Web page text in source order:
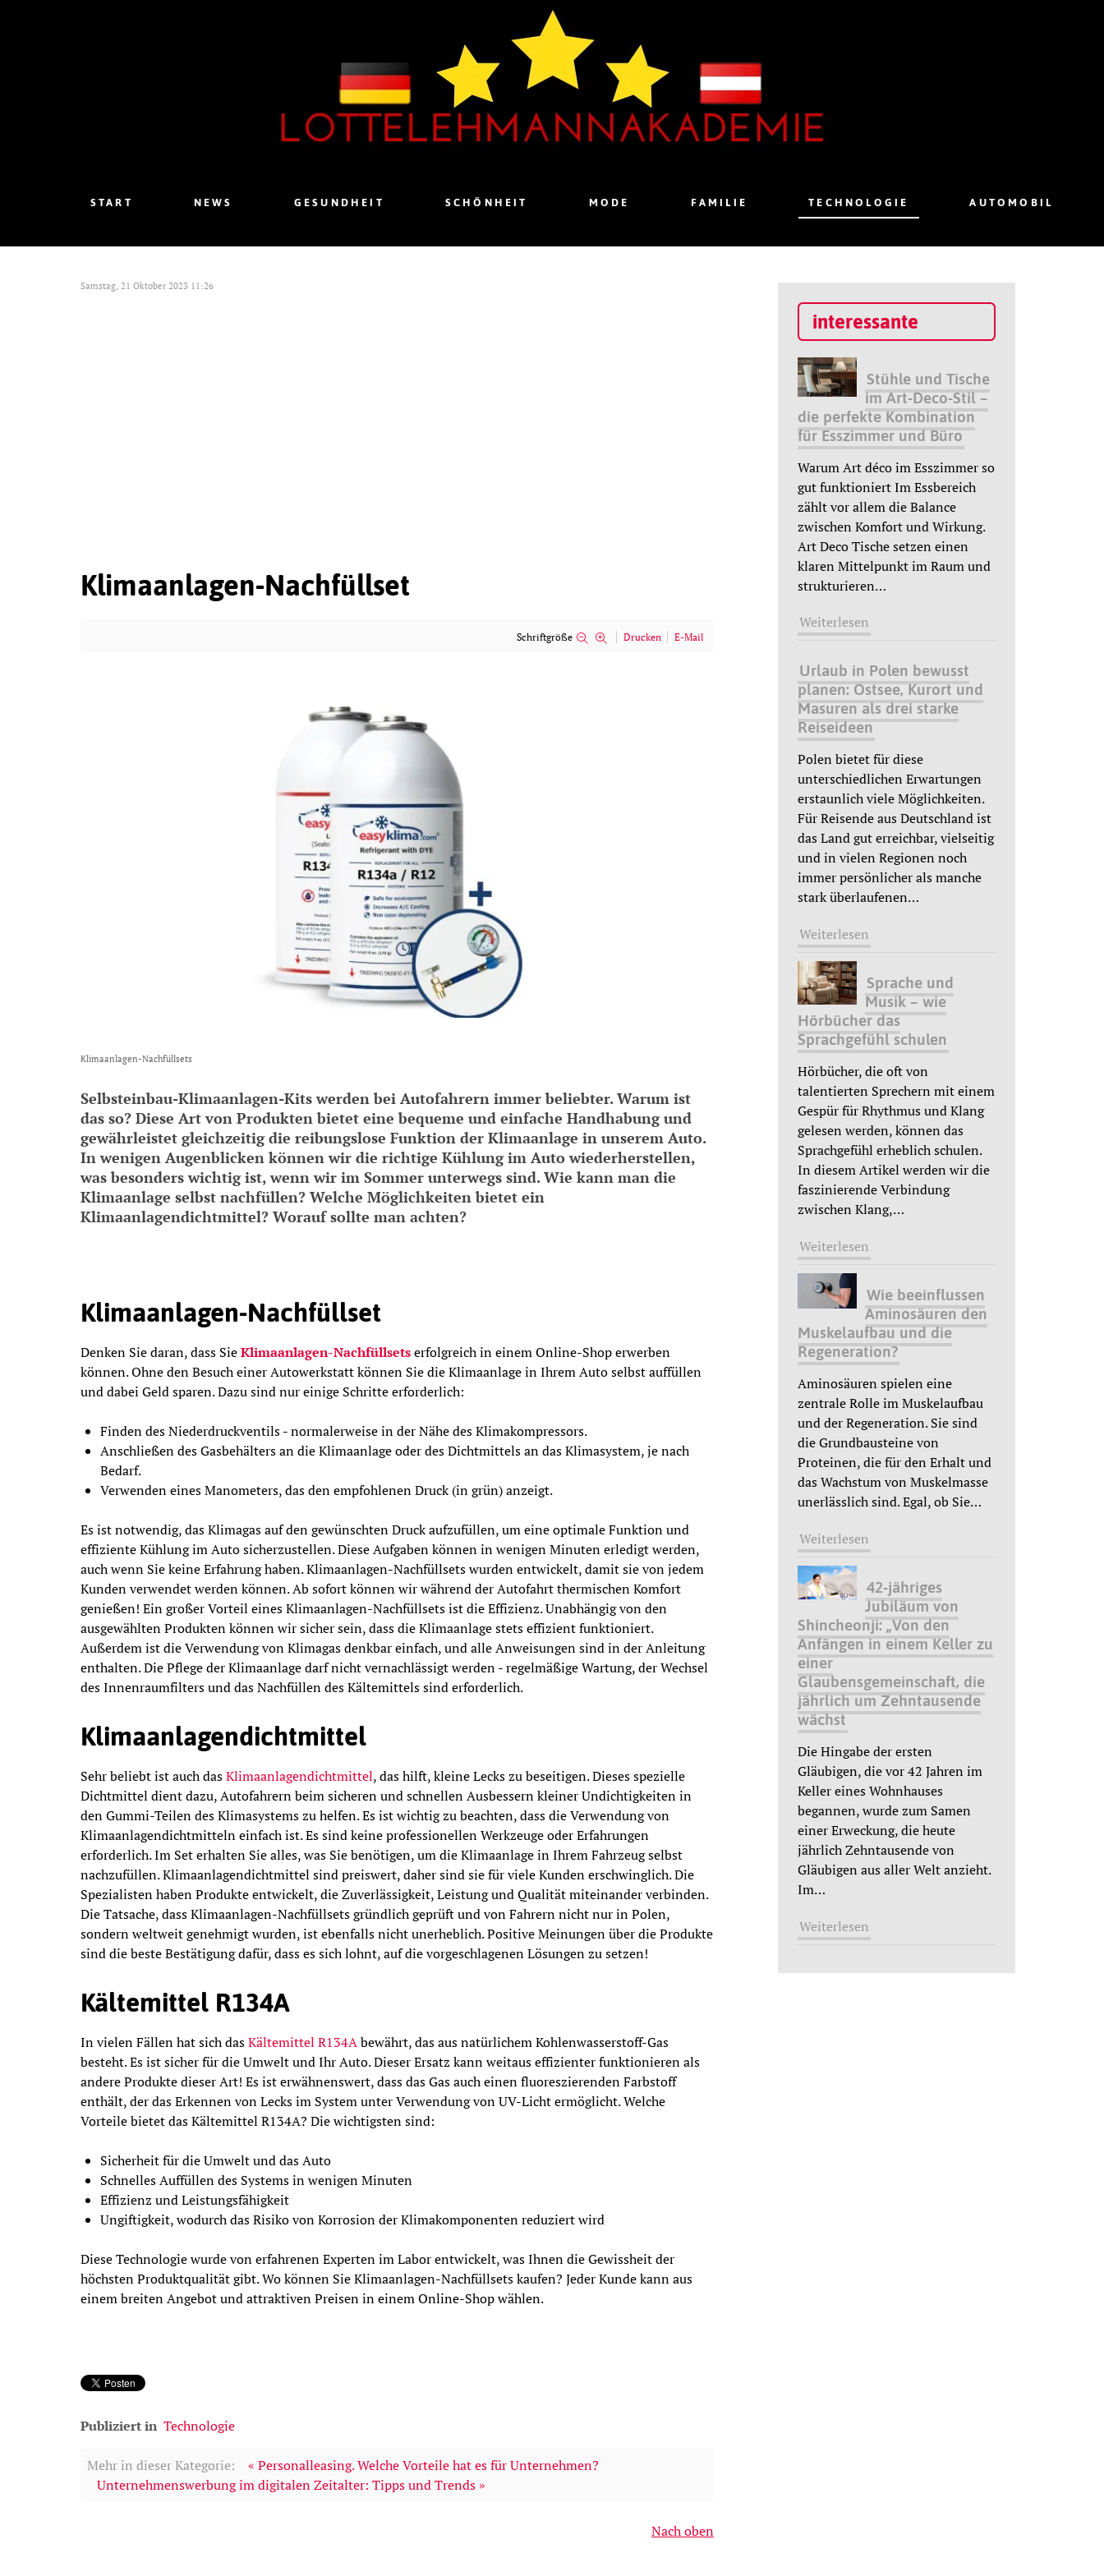
START NEWS GESUNDHEIT SCHÖNHEIT MODE FAMILIE TECHNOLOGIE AUTOMOBIL
Samstag, 21 Oktober 2023 11:26
Klimaanlagen-Nachfüllset
Schriftgröße Drucken E-Mail
Klimaanlagen-Nachfüllsets
Selbsteinbau-Klimaanlagen-Kits werden bei Autofahrern immer beliebter. Warum ist
das so? Diese Art von Produkten bietet eine bequeme und einfache Handhabung und
gewährleistet gleichzeitig die reibungslose Funktion der Klimaanlage in unserem Auto.
In wenigen Augenblicken können wir die richtige Kühlung im Auto wiederherstellen,
was besonders wichtig ist, wenn wir im Sommer unterwegs sind. Wie kann man die
Klimaanlage selbst nachfüllen? Welche Möglichkeiten bietet ein
Klimaanlagendichtmittel? Worauf sollte man achten?
Klimaanlagen-Nachfüllset
Denken Sie daran, dass SieKlimaanlagen-Nachfüllsetserfolgreich in einem Online-Shop erwerben
können. Ohne den Besuch einer Autowerkstatt können Sie die Klimaanlage in Ihrem Auto selbst auffüllen
und dabei Geld sparen. Dazu sind nur einige Schritte erforderlich:
Finden des Niederdruckventils - normalerweise in der Nähe des Klimakompressors.
Anschließen des Gasbehälters an die Klimaanlage oder des Dichtmittels an das Klimasystem, je nach
Bedarf.
Verwenden eines Manometers, das den empfohlenen Druck (in grün) anzeigt.
Es ist notwendig, das Klimagas auf den gewünschten Druck aufzufüllen, um eine optimale Funktion und
effiziente Kühlung im Auto sicherzustellen. Diese Aufgaben können in wenigen Minuten erledigt werden,
auch wenn Sie keine Erfahrung haben. Klimaanlagen-Nachfüllsets wurden entwickelt, damit sie von jedem
Kunden verwendet werden können. Ab sofort können wir während der Autofahrt thermischen Komfort
genießen! Ein großer Vorteil eines Klimaanlagen-Nachfüllsets ist die Effizienz. Unabhängig von den
ausgewählten Produkten können wir sicher sein, dass die Klimaanlage stets effizient funktioniert.
Außerdem ist die Verwendung von Klimagas denkbar einfach, und alle Anweisungen sind in der Anleitung
enthalten. Die Pflege der Klimaanlage darf nicht vernachlässigt werden - regelmäßige Wartung, der Wechsel
des Innenraumfilters und das Nachfüllen des Kältemittels sind erforderlich.
Klimaanlagendichtmittel
Sehr beliebt ist auch dasKlimaanlagendichtmittel, das hilft, kleine Lecks zu beseitigen. Dieses spezielle
Dichtmittel dient dazu, Autofahrern beim sicheren und schnellen Ausbessern kleiner Undichtigkeiten in
den Gummi-Teilen des Klimasystems zu helfen. Es ist wichtig zu beachten, dass die Verwendung von
Klimaanlagendichtmitteln einfach ist. Es sind keine professionellen Werkzeuge oder Erfahrungen
erforderlich. Im Set erhalten Sie alles, was Sie benötigen, um die Klimaanlage in Ihrem Fahrzeug selbst
nachzufüllen. Klimaanlagendichtmittel sind preiswert, daher sind sie für viele Kunden erschwinglich. Die
Spezialisten haben Produkte entwickelt, die Zuverlässigkeit, Leistung und Qualität miteinander verbinden.
Die Tatsache, dass Klimaanlagen-Nachfüllsets gründlich geprüft und von Fahrern nicht nur in Polen,
sondern weltweit genehmigt wurden, ist ebenfalls nicht unerheblich. Positive Meinungen über die Produkte
sind die beste Bestätigung dafür, dass es sich lohnt, auf die vorgeschlagenen Lösungen zu setzen!
Kältemittel R134A
In vielen Fällen hat sich dasKältemittel R134Abewährt, das aus natürlichem Kohlenwasserstoff-Gas
besteht. Es ist sicher für die Umwelt und Ihr Auto. Dieser Ersatz kann weitaus effizienter funktionieren als
andere Produkte dieser Art! Es ist erwähnenswert, dass das Gas auch einen fluoreszierenden Farbstoff
enthält, der das Erkennen von Lecks im System unter Verwendung von UV-Licht ermöglicht. Welche
Vorteile bietet das Kältemittel R134A? Die wichtigsten sind:
Sicherheit für die Umwelt und das Auto
Schnelles Auffüllen des Systems in wenigen Minuten
Effizienz und Leistungsfähigkeit
Ungiftigkeit, wodurch das Risiko von Korrosion der Klimakomponenten reduziert wird
Diese Technologie wurde von erfahrenen Experten im Labor entwickelt, was Ihnen die Gewissheit der
höchsten Produktqualität gibt. Wo können Sie Klimaanlagen-Nachfüllsets kaufen? Jeder Kunde kann aus
einem breiten Angebot und attraktiven Preisen in einem Online-Shop wählen.
Publiziert in Technologie
Mehr in dieser Kategorie:
« Personalleasing. Welche Vorteile hat es für Unternehmen?
Unternehmenswerbung im digitalen Zeitalter: Tipps und Trends »
Nach oben
interessante
Stühle und Tische
im Art-Deco-Stil –
die perfekte Kombination
für Esszimmer und Büro
Warum Art déco im Esszimmer so
gut funktioniert Im Essbereich
zählt vor allem die Balance
zwischen Komfort und Wirkung.
Art Deco Tische setzen einen
klaren Mittelpunkt im Raum und
strukturieren…
Weiterlesen
Urlaub in Polen bewusst
planen: Ostsee, Kurort und
Masuren als drei starke
Reiseideen
Polen bietet für diese
unterschiedlichen Erwartungen
erstaunlich viele Möglichkeiten.
Für Reisende aus Deutschland ist
das Land gut erreichbar, vielseitig
und in vielen Regionen noch
immer persönlicher als manche
stark überlaufenen…
Weiterlesen
Sprache und
Musik – wie
Hörbücher das
Sprachgefühl schulen
Hörbücher, die oft von
talentierten Sprechern mit einem
Gespür für Rhythmus und Klang
gelesen werden, können das
Sprachgefühl erheblich schulen.
In diesem Artikel werden wir die
faszinierende Verbindung
zwischen Klang,…
Weiterlesen
Wie beeinflussen
Aminosäuren den
Muskelaufbau und die
Regeneration?
Aminosäuren spielen eine
zentrale Rolle im Muskelaufbau
und der Regeneration. Sie sind
die Grundbausteine von
Proteinen, die für den Erhalt und
das Wachstum von Muskelmasse
unerlässlich sind. Egal, ob Sie…
Weiterlesen
42-jähriges
Jubiläum von
Shincheonji: „Von den
Anfängen in einem Keller zu
einer
Glaubensgemeinschaft, die
jährlich um Zehntausende
wächst
Die Hingabe der ersten
Gläubigen, die vor 42 Jahren im
Keller eines Wohnhauses
begannen, wurde zum Samen
einer Erweckung, die heute
jährlich Zehntausende von
Gläubigen aus aller Welt anzieht.
Im…
Weiterlesen